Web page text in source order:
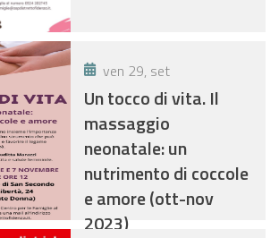
ven 29, set
Un tocco di vita. Il
massaggio
neonatale: un
nutrimento di coccole
e amore (ott-nov
2023)